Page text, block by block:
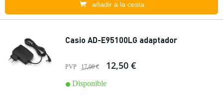
añadir a la cesta
Casio AD-E95100LG adaptador
PVP 17,00 € 12,50 €
Disponible